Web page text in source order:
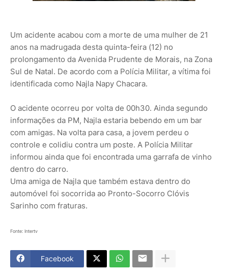
Um acidente acabou com a morte de uma mulher de 21
anos na madrugada desta quinta-feira (12) no
prolongamento da Avenida Prudente de Morais, na Zona
Sul de Natal. De acordo com a Polícia Militar, a vítima foi
identificada como Najla Napy Chacara.
O acidente ocorreu por volta de 00h30. Ainda segundo
informações da PM, Najla estaria bebendo em um bar
com amigas. Na volta para casa, a jovem perdeu o
controle e colidiu contra um poste. A Polícia Militar
informou ainda que foi encontrada uma garrafa de vinho
dentro do carro.
Uma amiga de Najla que também estava dentro do
automóvel foi socorrida ao Pronto-Socorro Clóvis
Sarinho com fraturas.
Fonte: Intertv
Facebook